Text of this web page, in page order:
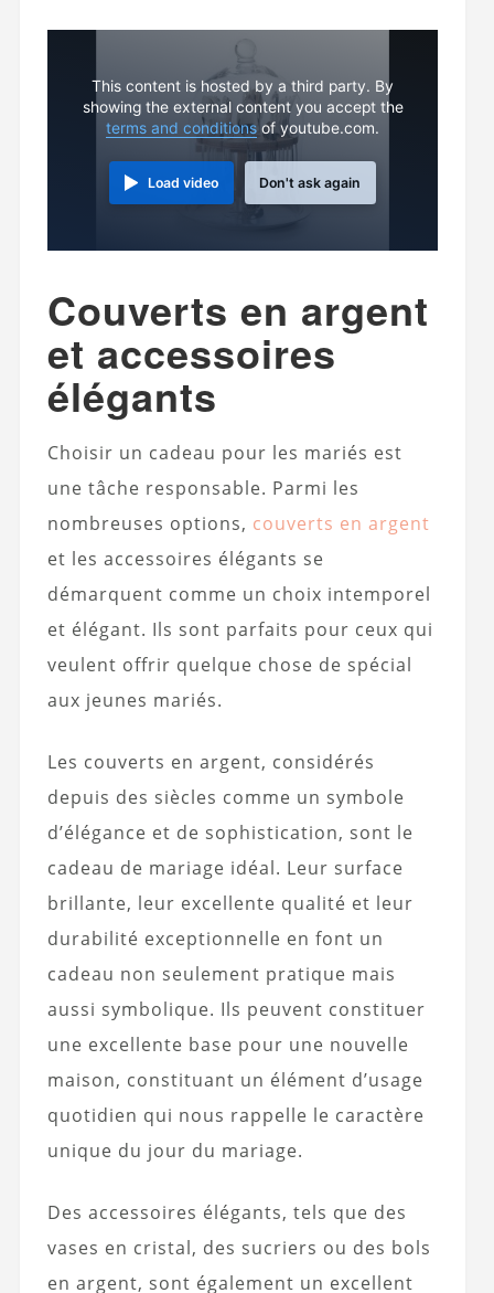
This content is hosted by a third party. By
showing the external content you accept the
terms and conditionsof youtube.com.
Load video Don't ask again
Couverts en argent
et accessoires
élégants
Choisir un cadeau pour les mariés est
une tâche responsable. Parmi les
nombreuses options, couverts en argent
et les accessoires élégants se
démarquent comme un choix intemporel
et élégant. Ils sont parfaits pour ceux qui
veulent offrir quelque chose de spécial
aux jeunes mariés.
Les couverts en argent, considérés
depuis des siècles comme un symbole
d’élégance et de sophistication, sont le
cadeau de mariage idéal. Leur surface
brillante, leur excellente qualité et leur
durabilité exceptionnelle en font un
cadeau non seulement pratique mais
aussi symbolique. Ils peuvent constituer
une excellente base pour une nouvelle
maison, constituant un élément d’usage
quotidien qui nous rappelle le caractère
unique du jour du mariage.
Des accessoires élégants, tels que des
vases en cristal, des sucriers ou des bols
en argent, sont également un excellent